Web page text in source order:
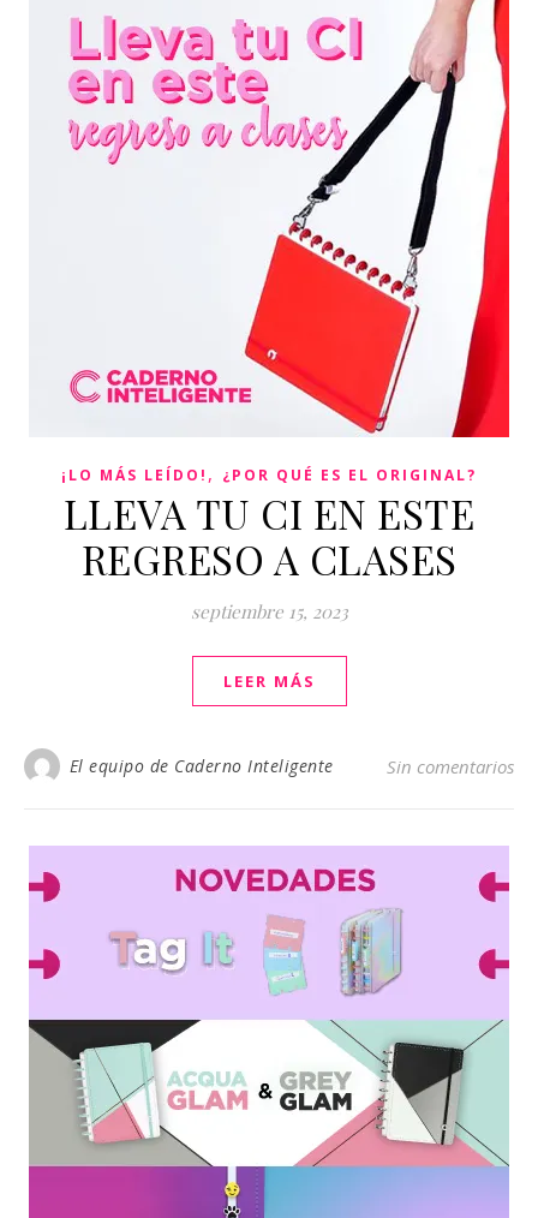
¡LO MÁS LEÍDO! , ¿POR QUÉ ES EL ORIGINAL?
LLEVA TU CI EN ESTE
REGRESO A CLASES
septiembre 15, 2023
LEER MÁS
El equipo de Caderno Inteligente Sin comentarios